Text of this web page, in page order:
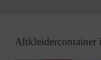
Altkleidercontainer